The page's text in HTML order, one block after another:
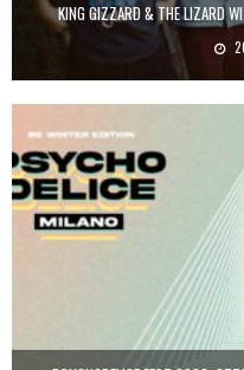
KING GIZZARD & THE LIZARD